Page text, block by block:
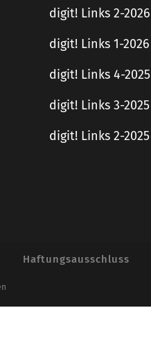
digit! Links 2-2026
digit! Links 1-2026
digit! Links 4-2025
digit! Links 3-2025
digit! Links 2-2025
Haftungsausschluss